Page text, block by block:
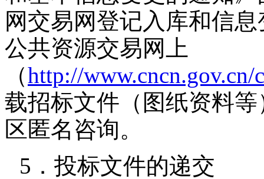
网交易网登记入库和信
公共资源交易网上
（http://
载招标文件（图纸资料
区匿名咨询。
5．投标文件的递交